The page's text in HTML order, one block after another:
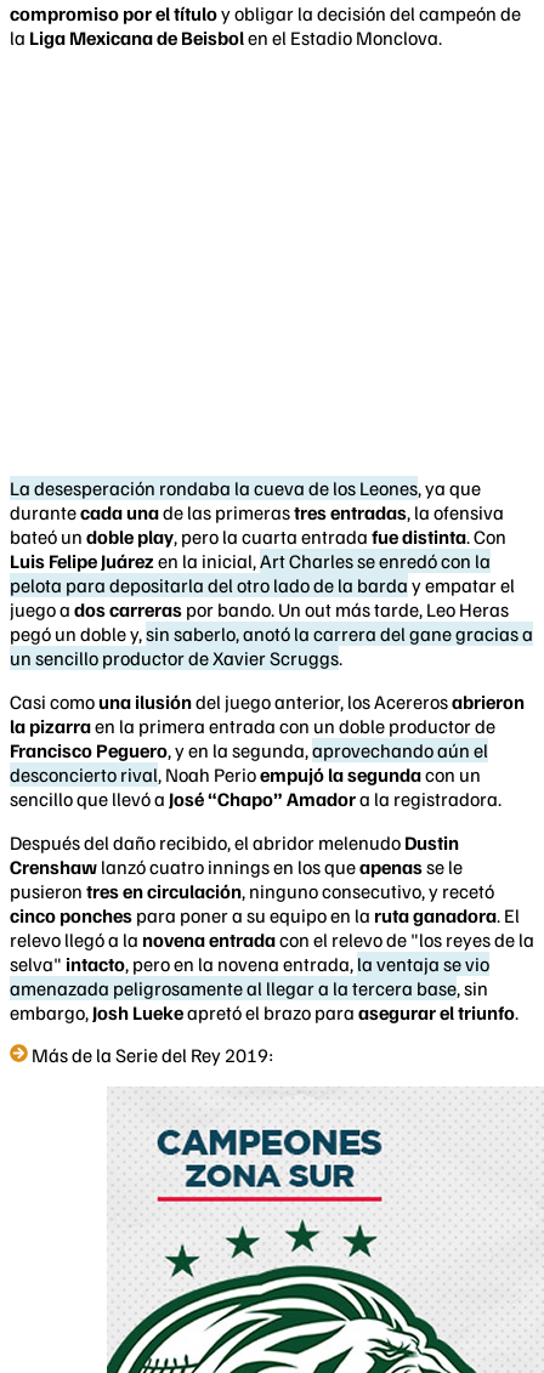
compromiso por el títuloy obligar la decisión del campeón de
la Liga Mexicana de Beisbolen el Estadio Monclova.
La desesperación rondaba la cueva de los Leones, ya que
durantecada unade las primerastres entradas, la ofensiva
bateó un doble play, pero la cuarta entrada fue distinta. Con
Luis Felipe Juárez en la inicial,Art Charles se enredó con la
pelota para depositarla del otro lado de la barda y empatar el
juego a dos carreras por bando. Un out más tarde, Leo Heras
pegó un doble y,sin saberlo, anotó la carrera del gane gracias a
un sencillo productor de Xavier Scruggs.
Casi comouna ilusióndel juego anterior, los Acererosabrieron
la pizarraen la primera entrada con un doble productor de
Francisco Peguero, y en la segunda,aprovechando aún el
desconcierto rival, Noah Perioempujó la segundacon un
sencillo que llevó a José “Chapo” Amadora la registradora.
Después del daño recibido, el abridor melenudo Dustin
Crenshaw lanzó cuatro innings en los queapenasse le
pusieron tres en circulación, ninguno consecutivo, y recetó
cinco ponches para poner a su equipo en la ruta ganadora. El
relevo llegó a la novena entradacon el relevo de "los reyes de la
selva" intacto, pero en la novena entrada, la ventaja se vio
amenazada peligrosamente al llegar a la tercera base, sin
embargo, Josh Luekeapretó el brazo para asegurar el triunfo.
Más de la Serie del Rey 2019: